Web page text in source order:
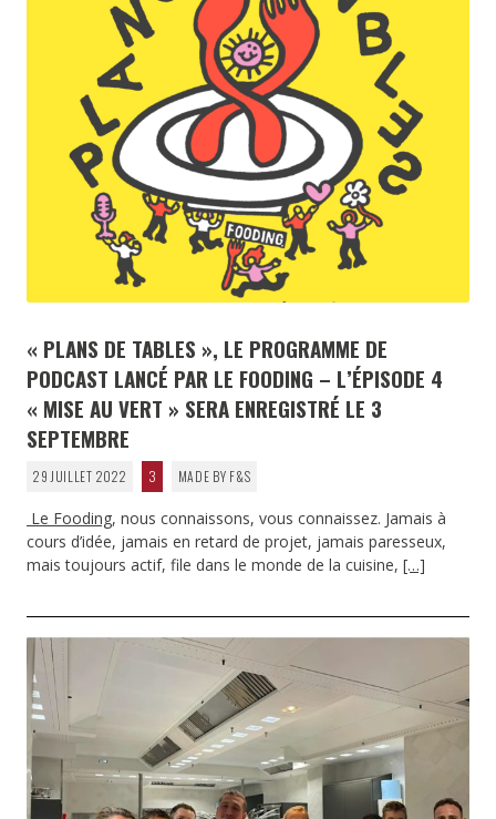
« PLANS DE TABLES », LE PROGRAMME DE
PODCAST LANCÉ PAR LE FOODING – L’ÉPISODE 4
« MISE AU VERT » SERA ENREGISTRÉ LE 3
SEPTEMBRE
29 JUILLET 2022 3 MADE BY F&S
Le Fooding, nous connaissons, vous connaissez. Jamais à
cours d’idée, jamais en retard de projet, jamais paresseux,
mais toujours actif, file dans le monde de la cuisine, […]